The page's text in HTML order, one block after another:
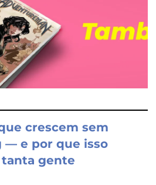
crescem sem
— e por que isso
gente